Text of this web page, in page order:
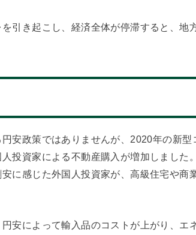
引き起こし、経済全体が停滞すると、地
安政策ではありませんが、2020年の新
投資家による不動産購入が増加しました
に感じた外国人投資家が、高級住宅や商
円安によって輸入品のコストが上がり、エ